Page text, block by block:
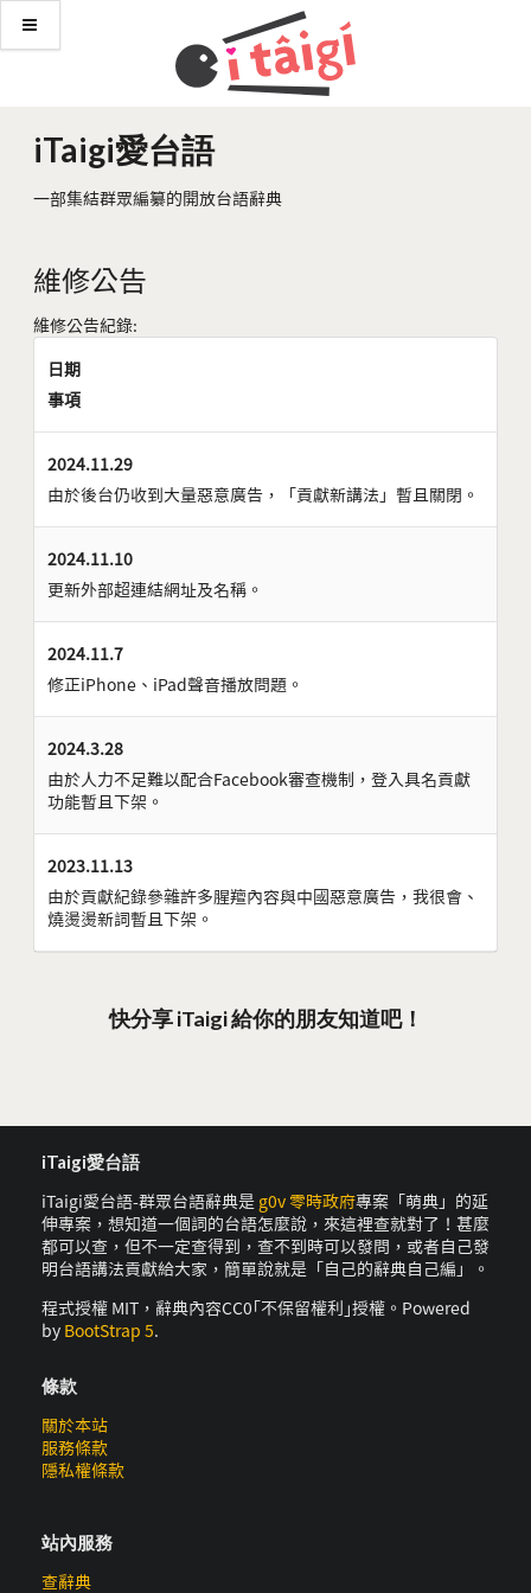
iTaigi愛台語
一部集結群眾編纂的開放台語辭典
維修公告
維修公告紀錄:
日期
事項
2024.11.29
由於後台仍收到大量惡意廣告，「貢獻新講法」暫且關閉。
2024.11.10
更新外部超連結網址及名稱。
2024.11.7
修正iPhone、iPad聲音播放問題。
2024.3.28
由於人力不足難以配合Facebook審查機制，登入具名貢獻
功能暫且下架。
2023.11.13
由於貢獻紀錄參雜許多腥羶內容與中國惡意廣告，我很會、
燒燙燙新詞暫且下架。
快分享 iTaigi 給你的朋友知道吧！
iTaigi愛台語
iTaigi愛台語-群眾台語辭典是 g0v 零時政府專案「萌典」的延
伸專案，想知道一個詞的台語怎麼說，來這裡查就對了！甚麼
都可以查，但不一定查得到，查不到時可以發問，或者自己發
明台語講法貢獻給大家，簡單說就是「自己的辭典自己編」。
程式授權 MIT，辭典內容CC0｢不保留權利｣授權。Powered
by BootStrap 5.
條款
關於本站
服務條款
隱私權條款
站內服務
查辭典